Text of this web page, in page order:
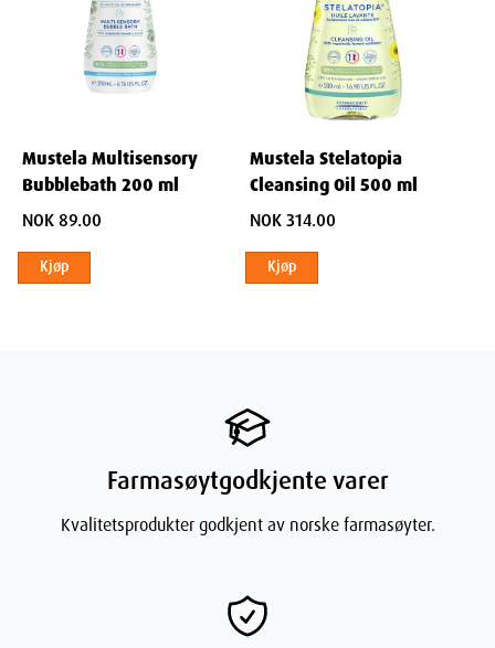
Mustela Multisensory
Bubblebath 200 ml
NOK 89.00
Kjøp
Mustela Stelatopia
Cleansing Oil 500 ml
NOK 314.00
Kjøp
Farmasøytgodkjente varer
Kvalitetsprodukter godkjent av norske farmasøyter.